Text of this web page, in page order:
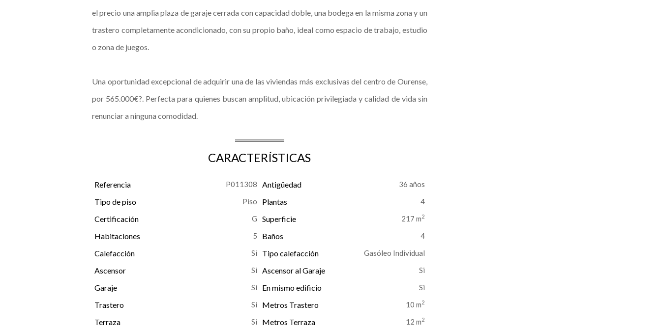
el precio una amplia plaza de garaje cerrada con capacidad doble, una bodega en la misma zona y un
trastero completamente acondicionado, con su propio baño, ideal como espacio de trabajo, estudio
o zona de juegos.
Una oportunidad excepcional de adquirir una de las viviendas más exclusivas del centro de Ourense,
por 565.000€?. Perfecta para quienes buscan amplitud, ubicación privilegiada y calidad de vida sin
renunciar a ninguna comodidad.
CARACTERÍSTICAS
Referencia P011308 Antigüedad 36 años
Tipo de piso Piso Plantas 4
Certificación G Superficie 217 m2
Habitaciones 5 Baños 4
Calefacción Tipo calefacción Gasóleo Individual
Ascensor Si
Ascensor al Garaje
Garaje
En mismo edificio
Trastero
Metros Trastero 10 m2
Terraza Metros Terraza 12 m2